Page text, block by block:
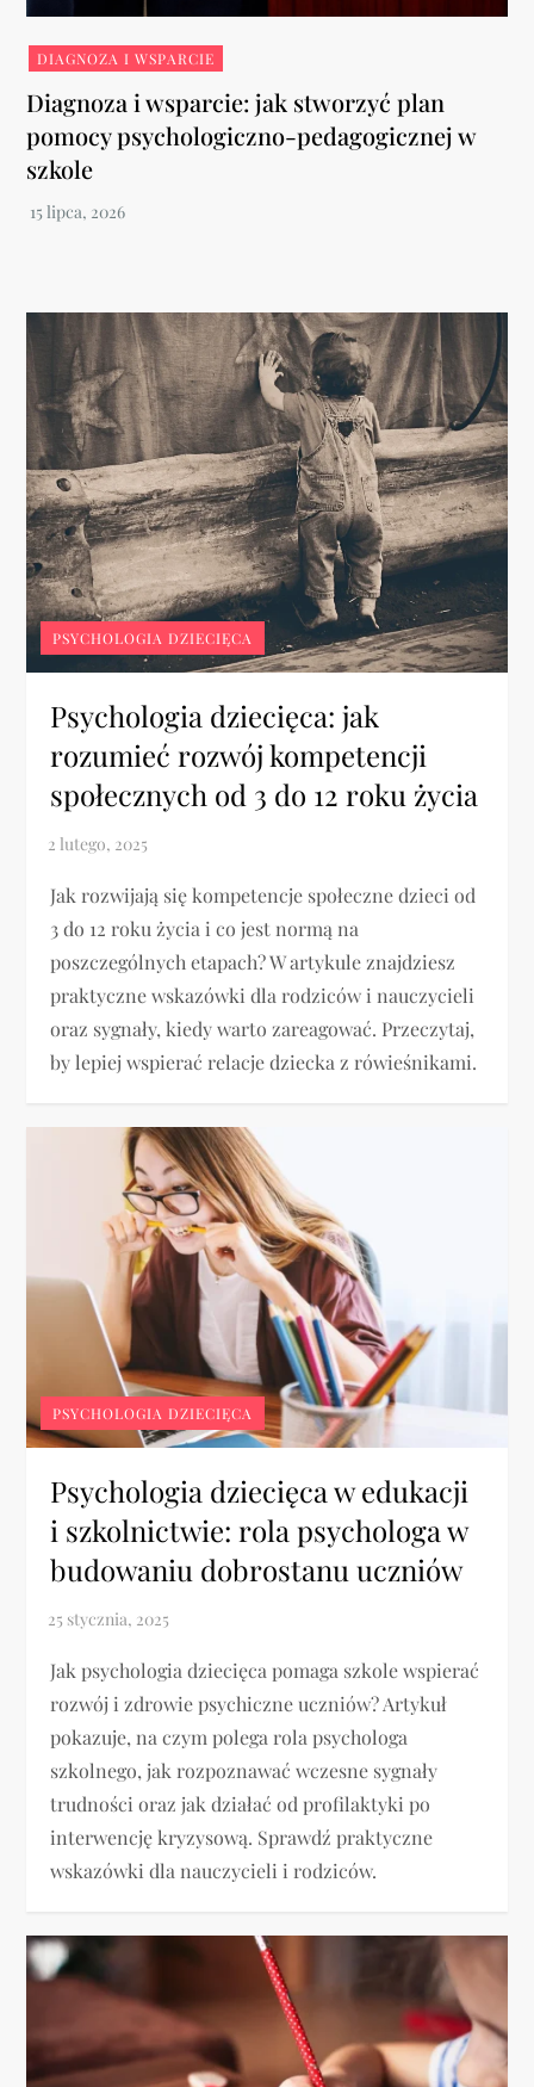
DIAGNOZA I WSPARCIE
Diagnoza i wsparcie: jak stworzyć plan
pomocy psychologiczno-pedagogicznej w
szkole
PSYCHOLOGIA DZIECIĘCA
Psychologia dziecięca: jak
rozumieć rozwój kompetencji
społecznych od 3 do 12 roku życia
Jak rozwijają się kompetencje społeczne dzieci od
3 do 12 roku życia i co jest normą na
poszczególnych etapach? W artykule znajdziesz
praktyczne wskazówki dla rodziców i nauczycieli
oraz sygnały, kiedy warto zareagować. Przeczytaj,
by lepiej wspierać relacje dziecka z rówieśnikami.
PSYCHOLOGIA DZIECIĘCA
Psychologia dziecięca w edukacji
i szkolnictwie: rola psychologa w
budowaniu dobrostanu uczniów
Jak psychologia dziecięca pomaga szkole wspierać
rozwój i zdrowie psychiczne uczniów? Artykuł
pokazuje, na czym polega rola psychologa
szkolnego, jak rozpoznawać wczesne sygnały
trudności oraz jak działać od profilaktyki po
interwencję kryzysową. Sprawdź praktyczne
wskazówki dla nauczycieli i rodziców.